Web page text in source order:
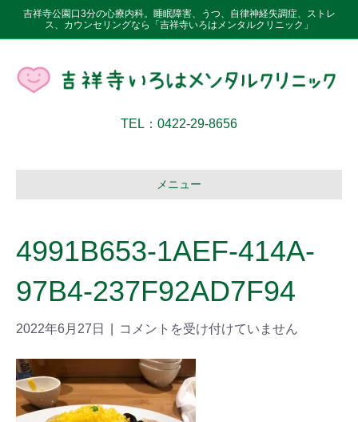
吉祥寺公園口3分の心療内科。睡眠障害、うつ、自律神経失調症、ストレ
ス、カウンセリングなら「吉祥寺いろはメンタルクリニック」
TEL：0422-29-8656
メニュー
4991B653-1AEF-414A-
97B4-237F92AD7F94
2022年6月27日 コメントを受け付けていません